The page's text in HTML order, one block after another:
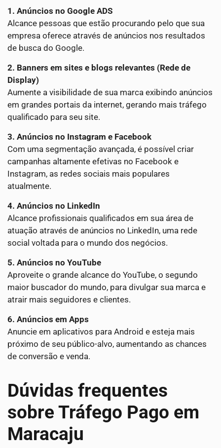
1. Anúncios no Google ADS
Alcance pessoas que estão procurando pelo que sua
empresa oferece através de anúncios nos resultados
de busca do Google.
2. Banners em sites e blogs relevantes (Rede de
Display)
Aumente a visibilidade de sua marca exibindo anúncios
em grandes portais da internet, gerando mais tráfego
qualificado para seu site.
3. Anúncios no Instagram e Facebook
Com uma segmentação avançada, é possível criar
campanhas altamente efetivas no Facebook e
Instagram, as redes sociais mais populares
atualmente.
4. Anúncios no LinkedIn
Alcance profissionais qualificados em sua área de
atuação através de anúncios no LinkedIn, uma rede
social voltada para o mundo dos negócios.
5. Anúncios no YouTube
Aproveite o grande alcance do YouTube, o segundo
maior buscador do mundo, para divulgar sua marca e
atrair mais seguidores e clientes.
6. Anúncios em Apps
Anuncie em aplicativos para Android e esteja mais
próximo de seu público-alvo, aumentando as chances
de conversão e venda.
Dúvidas frequentes
sobre Tráfego Pago em
Maracaju